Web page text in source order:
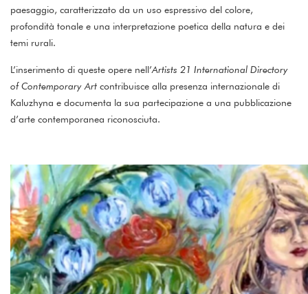
paesaggio, caratterizzato da un uso espressivo del colore,
profondità tonale e una interpretazione poetica della natura e dei
temi rurali.
L’inserimento di queste opere nell’Artists 21 International Directory
of Contemporary Art contribuisce alla presenza internazionale di
Kaluzhyna e documenta la sua partecipazione a una pubblicazione
d’arte contemporanea riconosciuta.